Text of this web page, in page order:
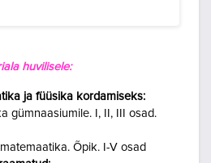
huvilisele:
ja füüsika kordamiseks:
gümnaasiumile. I, II, III osad.
Õpik. I-V osad